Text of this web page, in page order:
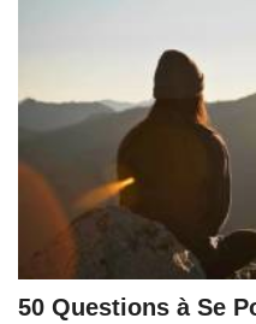
50 Questions à Se